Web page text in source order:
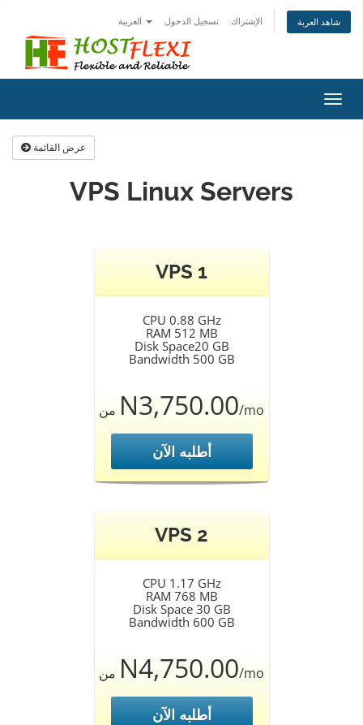
تسجيل الدخول الإشتراك شاهد العربة
عرض القائمة
VPS Linux Servers
VPS 1
CPU 0.88 GHz
RAM 512 MB
Disk Space20 GB
Bandwidth 500 GB
N3,750.00/mo
أطلبه الآن
VPS 2
CPU 1.17 GHz
RAM 768 MB
Disk Space 30 GB
Bandwidth 600 GB
N4,750.00/mo
أطلبه الآن